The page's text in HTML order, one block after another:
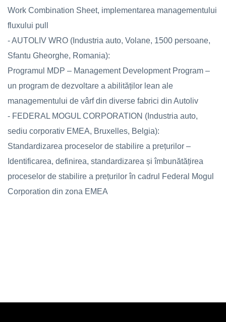
Work Combination Sheet, implementarea managementului
fluxului pull
- AUTOLIV WRO (Industria auto, Volane, 1500 persoane,
Sfantu Gheorghe, Romania):
Programul MDP – Management Development Program –
un program de dezvoltare a abilităților lean ale
managementului de vârf din diverse fabrici din Autoliv
- FEDERAL MOGUL CORPORATION (Industria auto,
sediu corporativ EMEA, Bruxelles, Belgia):
Standardizarea proceselor de stabilire a prețurilor –
Identificarea, definirea, standardizarea și îmbunătățirea
proceselor de stabilire a prețurilor în cadrul Federal Mogul
Corporation din zona EMEA